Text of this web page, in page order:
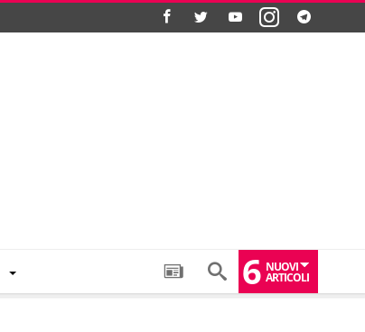
6 NUOVI
ARTICOLI